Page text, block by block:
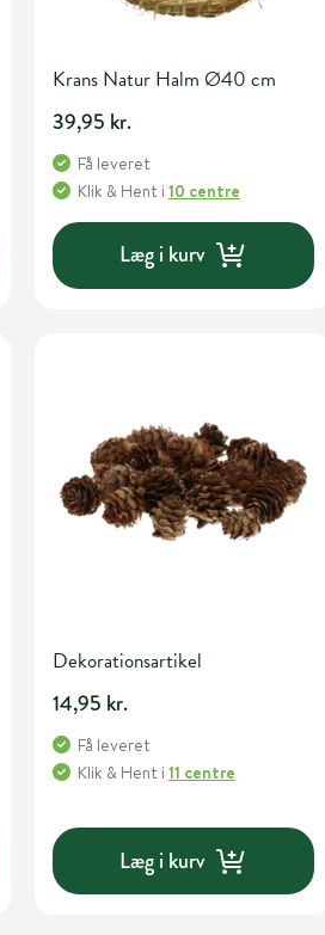
Krans Natur Halm Ø40 cm
39,95 kr.
Få leveret
Klik & Hent i 10 centre
Læg i kurv
Dekorationsartikel
14,95 kr.
Få leveret
Klik & Hent i 11 centre
Læg i kurv